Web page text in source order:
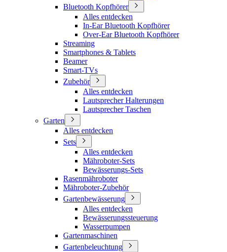
Bluetooth Kopfhörer
Alles entdecken
In-Ear Bluetooth Kopfhörer
Over-Ear Bluetooth Kopfhörer
Streaming
Smartphones & Tablets
Beamer
Smart-TVs
Zubehör
Alles entdecken
Lautsprecher Halterungen
Lautsprecher Taschen
Garten
Alles entdecken
Sets
Alles entdecken
Mähroboter-Sets
Bewässerungs-Sets
Rasenmähroboter
Mähroboter-Zubehör
Gartenbewässerung
Alles entdecken
Bewässerungssteuerung
Wasserpumpen
Gartenmaschinen
Gartenbeleuchtung